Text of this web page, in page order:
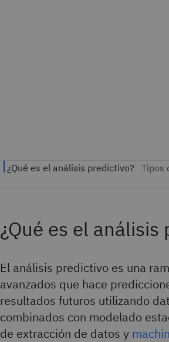
¿Qué es el análisis
El análisis predictivo es una
avanzados que hace
resultados futuros utilizando
combinados con modelado
de extracción de datos y